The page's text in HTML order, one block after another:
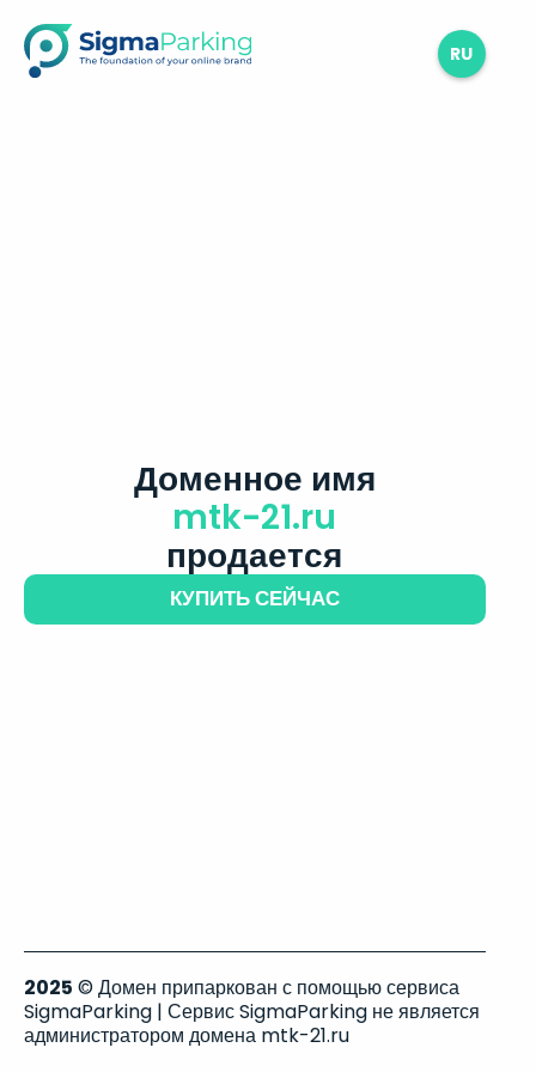
RU
Доменное имя
mtk-21.ru
продается
КУПИТЬ СЕЙЧАС
2025 © Домен припаркован с помощью сервиса
SigmaParking | Сервис SigmaParking не является
администратором домена mtk-21.ru